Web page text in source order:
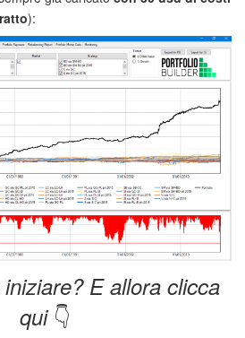
):
E allora clicca
qui 👇